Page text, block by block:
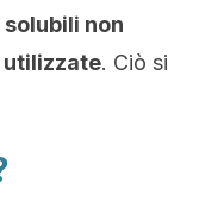
non
utilizzate. Ciò si